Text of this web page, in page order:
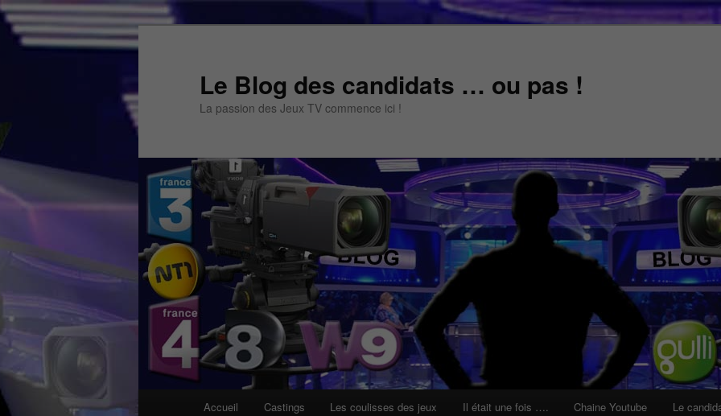
Aller
Aller
Le Blog des candidats … ou pas !
La passion des Jeux TV commence ici !
Accueil Castings Les coulisses des jeux Il était une fois …. Chaine Youtube Le